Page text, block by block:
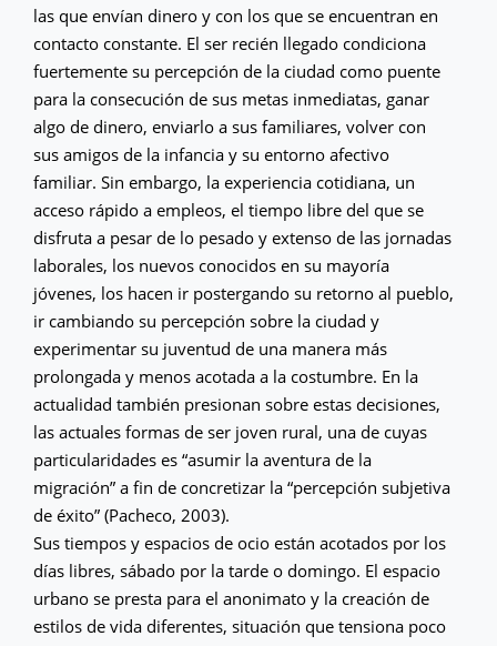
las que envían dinero y con los que se encuentran en
contacto constante. El ser recién llegado condiciona
fuertemente su percepción de la ciudad como puente
para la consecución de sus metas inmediatas, ganar
algo de dinero, enviarlo a sus familiares, volver con
sus amigos de la infancia y su entorno afectivo
familiar. Sin embargo, la experiencia cotidiana, un
acceso rápido a empleos, el tiempo libre del que se
disfruta a pesar de lo pesado y extenso de las jornadas
laborales, los nuevos conocidos en su mayoría
jóvenes, los hacen ir postergando su retorno al pueblo,
ir cambiando su percepción sobre la ciudad y
experimentar su juventud de una manera más
prolongada y menos acotada a la costumbre. En la
actualidad también presionan sobre estas decisiones,
las actuales formas de ser joven rural, una de cuyas
particularidades es “asumir la aventura de la
migración” a fin de concretizar la “percepción subjetiva
de éxito” (Pacheco, 2003).
Sus tiempos y espacios de ocio están acotados por los
días libres, sábado por la tarde o domingo. El espacio
urbano se presta para el anonimato y la creación de
estilos de vida diferentes, situación que tensiona poco